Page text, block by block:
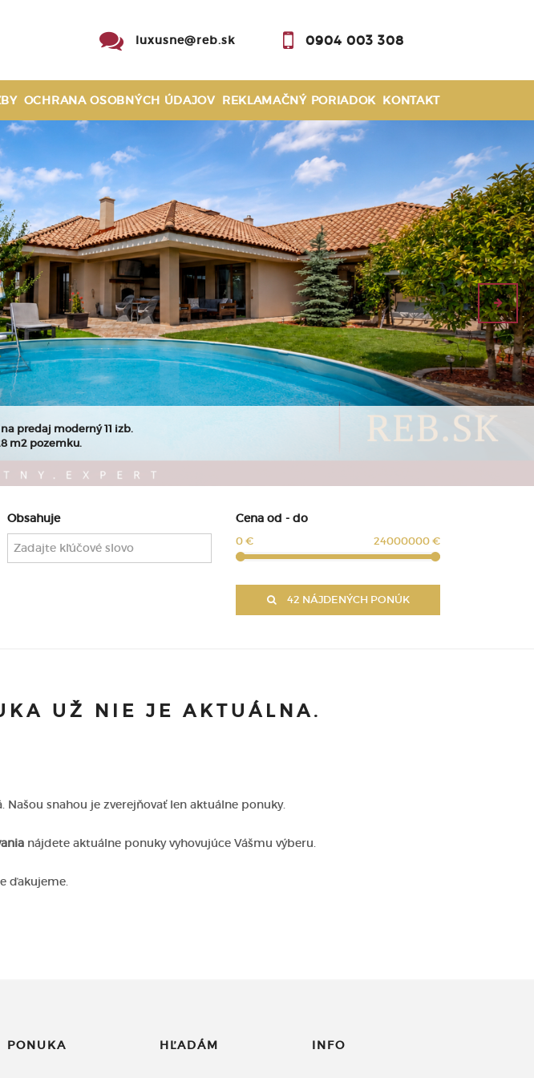
0904 003 308
luxusne@reb.sk
OCHRANA OSOBNÝCH ÚDAJOV REKLAMAČNÝ PORIADOK KONTAKT
predaj moderný 11 izb.
m2 pozemku.
Obsahuje Cena od - do
0 € 24000000 €
42 NÁJDENÝCH PONÚK
UŽ NIE JE AKTUÁLNA.
snahou je zverejňovať len aktuálne ponuky.
nájdete aktuálne ponuky vyhovujúce Vášmu výberu.
ďakujeme.
PONUKA HĽADÁM INFO